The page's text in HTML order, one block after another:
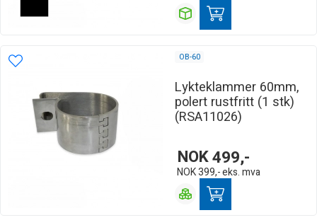
OB-60
Lykteklammer 60mm,
polert rustfritt (1 stk)
(RSA11026)
NOK499,-
NOK399,-eks. mva